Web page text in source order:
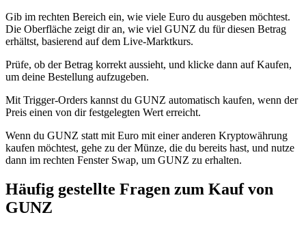
Gib im rechten Bereich ein, wie viele Euro du ausgeben möchtest.
Die Oberfläche zeigt dir an, wie viel GUNZ du für diesen Betrag
erhältst, basierend auf dem Live-Marktkurs.
Prüfe, ob der Betrag korrekt aussieht, und klicke dann auf Kaufen,
um deine Bestellung aufzugeben.
Mit Trigger-Orders kannst du GUNZ automatisch kaufen, wenn der
Preis einen von dir festgelegten Wert erreicht.
Wenn du GUNZ statt mit Euro mit einer anderen Kryptowährung
kaufen möchtest, gehe zu der Münze, die du bereits hast, und nutze
dann im rechten Fenster Swap, um GUNZ zu erhalten.
Häufig gestellte Fragen zum Kauf von
GUNZ